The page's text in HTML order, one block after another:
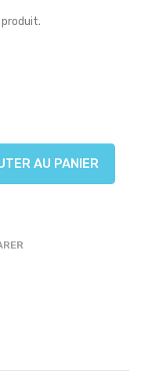
AU PANIER